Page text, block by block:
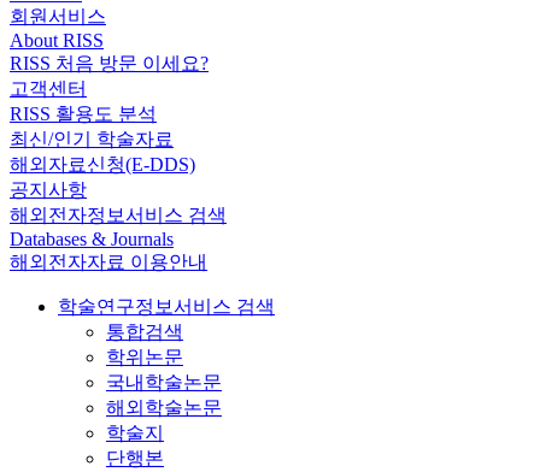
회원서비스
About RISS
RISS 처음 방문 이세요?
고객센터
RISS 활용도 분석
최신/인기 학술자료
해외자료신청(E-DDS)
공지사항
해외전자정보서비스 검색
Databases & Journals
해외전자자료 이용안내
학술연구정보서비스 검색
통합검색
학위논문
국내학술논문
해외학술논문
학술지
단행본